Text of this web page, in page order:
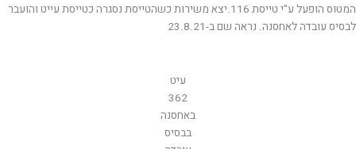
המטוס הופעל ע"י טייסת 116.יצא משירות כשהטייסת נסגרה כטייסת עייט והועבר
לבסיס עובדה לאחסנה. נראה שם ב-23.8.21
עיט
362
באחסנה
בבסיס